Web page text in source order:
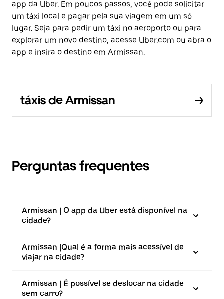
app da Uber. Em poucos passos, você pode solicitar
um táxi local e pagar pela sua viagem em um só
lugar. Seja para pedir um táxi no aeroporto ou para
explorar um novo destino, acesse Uber.com ou abra o
app e insira o destino em Armissan.
táxis de Armissan
Perguntas frequentes
Armissan | O app da Uber está disponível na
cidade?
Armissan |⁠Qual é a forma mais acessível de
viajar na cidade?
Armissan | É possível se deslocar na cidade
sem carro?